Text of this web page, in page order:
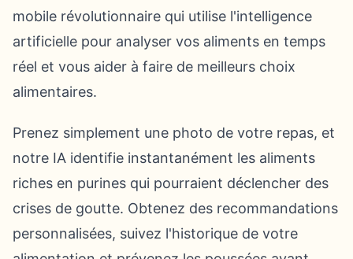
mobile révolutionnaire qui utilise l'intelligence
artificielle pour analyser vos aliments en temps
réel et vous aider à faire de meilleurs choix
alimentaires.
Prenez simplement une photo de votre repas, et
notre IA identifie instantanément les aliments
riches en purines qui pourraient déclencher des
crises de goutte. Obtenez des recommandations
personnalisées, suivez l'historique de votre